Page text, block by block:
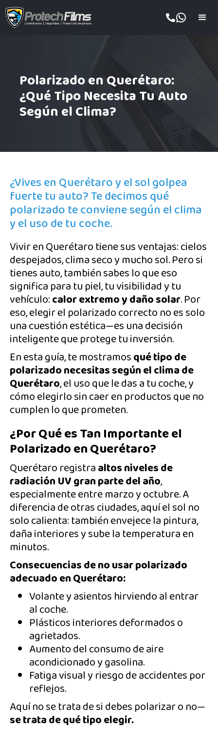
Polarizado en Querétaro:
¿Qué Tipo Necesita Tu Auto
Según el Clima?
¿Vives en Querétaro y el sol golpea
fuerte tu auto? Te decimos qué
polarizado te conviene según el clima
y el uso de tu coche.
Vivir en Querétaro tiene sus ventajas: cielos
despejados, clima seco y mucho sol. Pero si
tienes auto, también sabes lo que eso
significa para tu piel, tu visibilidad y tu
vehículo:calor extremo y daño solar. Por
eso, elegir el polarizado correcto no es solo
una cuestión estética—es una decisión
inteligente que protege tu inversión.
En esta guía, te mostramosqué tipo de
polarizado necesitas según el clima de
Querétaro, el uso que le das a tu coche, y
cómo elegirlo sin caer en productos que no
cumplen lo que prometen.
¿Por Qué es Tan Importante el
Polarizado en Querétaro?
Querétaro registraaltos niveles de
radiación UV gran parte del año,
especialmente entre marzo y octubre. A
diferencia de otras ciudades, aquí el sol no
solo calienta: también envejece la pintura,
daña interiores y sube la temperatura en
minutos.
Consecuencias de no usar polarizado
adecuado en Querétaro:
Volante y asientos hirviendo al entrar
al coche.
Plásticos interiores deformados o
agrietados.
Aumento del consumo de aire
acondicionado y gasolina.
Fatiga visual y riesgo de accidentes por
reflejos.
Aquí no se trata de si debes polarizar o no—
se trata de qué tipo elegir.